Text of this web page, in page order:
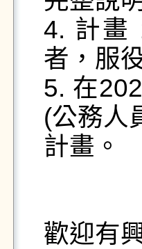
4. 計畫
者，服
5. 在
(公務人
計畫。
歡迎有